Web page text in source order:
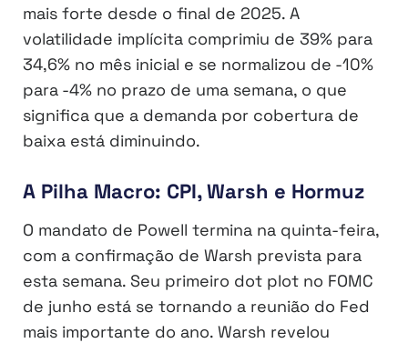
mais forte desde o final de 2025. A
volatilidade implícita comprimiu de 39% para
34,6% no mês inicial e se normalizou de -10%
para -4% no prazo de uma semana, o que
significa que a demanda por cobertura de
baixa está diminuindo.
A Pilha Macro: CPI, Warsh e Hormuz
O mandato de Powell termina na quinta-feira,
com a confirmação de Warsh prevista para
esta semana. Seu primeiro dot plot no FOMC
de junho está se tornando a reunião do Fed
mais importante do ano. Warsh revelou